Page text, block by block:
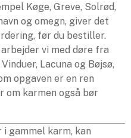
Køge, Greve, Solrød,
og omegn, giver det
før du bestiller.
vi med døre fra
Lacuna og Bøjsø,
opgaven er en ren
om karmen også bør
gammel karm, kan